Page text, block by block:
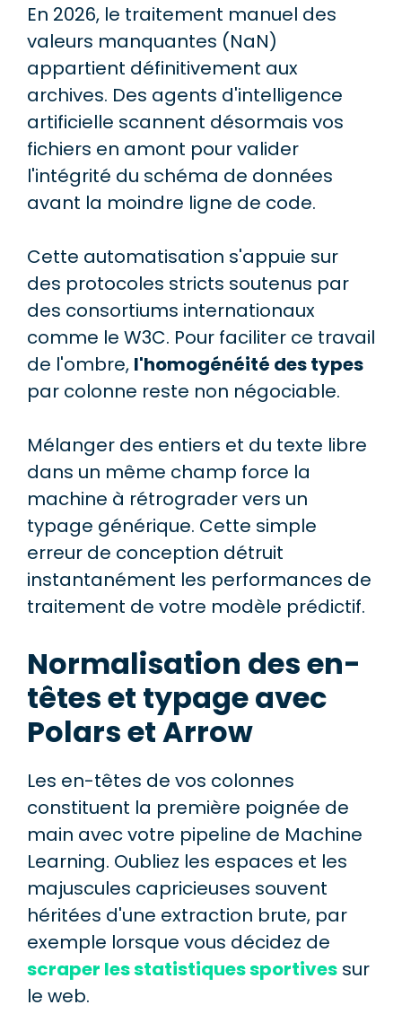
En 2026, le traitement manuel des
valeurs manquantes (NaN)
appartient définitivement aux
archives. Des agents d'intelligence
artificielle scannent désormais vos
fichiers en amont pour valider
l'intégrité du schéma de données
avant la moindre ligne de code.
Cette automatisation s'appuie sur
des protocoles stricts soutenus par
des consortiums internationaux
comme le W3C. Pour faciliter ce travail
de l'ombre, l'homogénéité des types
par colonne reste non négociable.
Mélanger des entiers et du texte libre
dans un même champ force la
machine à rétrograder vers un
typage générique. Cette simple
erreur de conception détruit
instantanément les performances de
traitement de votre modèle prédictif.
Normalisation des en-
têtes et typage avec
Polars et Arrow
Les en-têtes de vos colonnes
constituent la première poignée de
main avec votre pipeline de Machine
Learning. Oubliez les espaces et les
majuscules capricieuses souvent
héritées d'une extraction brute, par
exemple lorsque vous décidez de
scraper les statistiques sportives sur
le web.